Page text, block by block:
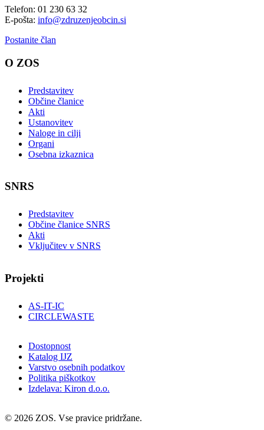
Telefon: 01 230 63 32
E-pošta: info@zdruzenjeobcin.si
Postanite član
O ZOS
Predstavitev
Občine članice
Akti
Ustanovitev
Naloge in cilji
Organi
Osebna izkaznica
SNRS
Predstavitev
Občine članice SNRS
Akti
Vključitev v SNRS
Projekti
AS-IT-IC
CIRCLEWASTE
© 2026 ZOS. Vse pravice pridržane.
Dostopnost
Katalog IJZ
Varstvo osebnih podatkov
Politika piškotkov
Izdelava: Kiron d.o.o.